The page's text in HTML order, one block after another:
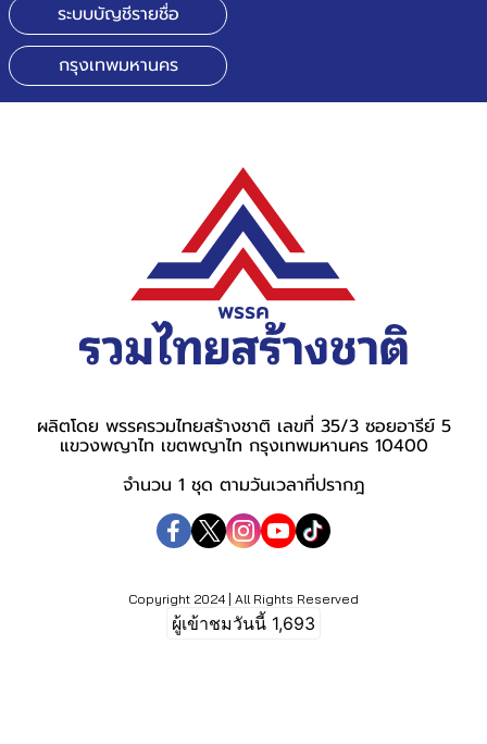
ระบบบัญชีรายชื่อ
กรุงเทพมหานคร
ผลิตโดย พรรครวมไทยสร้างชาติ เลขที่ 35/3 ซอยอารีย์ 5
แขวงพญาไท เขตพญาไท กรุงเทพมหานคร 10400
จำนวน 1 ชุด ตามวันเวลาที่ปรากฎ
Copyright 2024 | All Rights Reserved
ผู้เข้าชมวันนี้ 1,693